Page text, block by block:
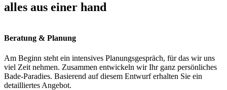
alles aus einer hand
Beratung & Planung
Am Beginn steht ein intensives Planungsgespräch, für das wir uns
viel Zeit nehmen. Zusammen entwickeln wir Ihr ganz persönliches
Bade-Paradies. Basierend auf diesem Entwurf erhalten Sie ein
detailliertes Angebot.